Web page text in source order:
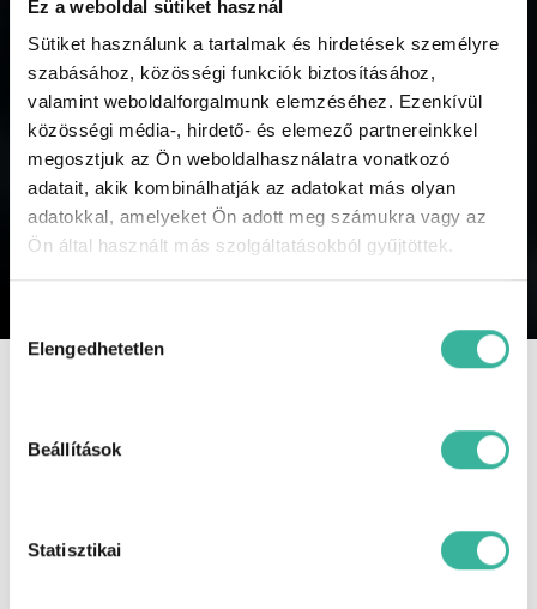
Ez a weboldal sütiket használ
Sütiket használunk a tartalmak és hirdetések személyre
szabásához, közösségi funkciók biztosításához,
valamint weboldalforgalmunk elemzéséhez. Ezenkívül
közösségi média-, hirdető- és elemező partnereinkkel
megosztjuk az Ön weboldalhasználatra vonatkozó
adatait, akik kombinálhatják az adatokat más olyan
adatokkal, amelyeket Ön adott meg számukra vagy az
Ön által használt más szolgáltatásokból gyűjtöttek.
kiválasztása
Elengedhetetlen
Beállítások
Statisztikai
kapni a GABLINI akcióiról, újdonságairól, híreiről,
regisztráljon és legyen hírlevelünk olvasója!
Feliratkozom a hírlevélre
KÜLDÉS
u. 1.